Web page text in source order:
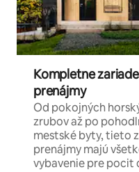
Kompletne
prenájmy
Od pokojných
zrubov až po
mestské byty, tieto
prenájmy majú
vybavenie pre pocit